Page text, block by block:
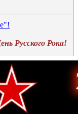
Русского Рока!